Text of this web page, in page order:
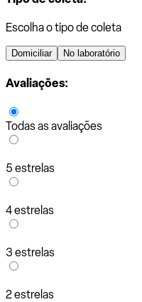
Escolha o tipo de coleta
Domiciliar No laboratório
Avaliações:
Todas as avaliações
5 estrelas
4 estrelas
3 estrelas
2 estrelas